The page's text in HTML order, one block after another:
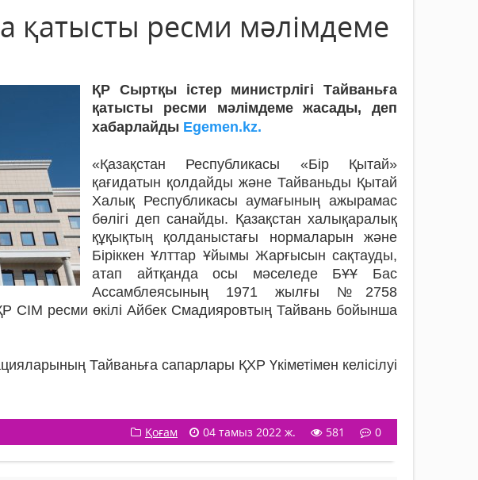
қатысты ресми мәлімдеме
ҚР Сыртқы істер министрлігі Тайваньға
қатысты ресми мәлімдеме жасады, деп
хабарлайды Egemen.kz.
«Қазақстан Республикасы «Бір Қытай»
қағидатын қолдайды және Тайваньды Қытай
Халық Республикасы аумағының ажырамас
бөлігі деп санайды. Қазақстан халықаралық
құқықтың қолданыстағы нормаларын және
Біріккен Ұлттар Ұйымы Жарғысын сақтауды,
атап айтқанда осы мәселеде БҰҰ Бас
Ассамблеясының 1971 жылғы №2758
СІМ ресми өкілі Айбек Смадияровтың Тайвань бойынша
Тайваньға сапарлары ҚХР Үкіметімен келісілуі
Қоғам 04 тамыз 2022 ж. 581 0